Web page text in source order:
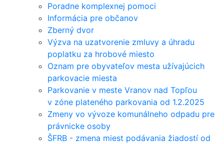
Poradne komplexnej pomoci
Informácia pre občanov
Zberný dvor
Výzva na uzatvorenie zmluvy a úhradu
poplatku za hrobové miesto
Oznam pre obyvateľov mesta užívajúcich
parkovacie miesta
Parkovanie v meste Vranov nad Topľou
v zóne plateného parkovania od 1.2.2025
Zmeny vo vývoze komunálneho odpadu pre
právnicke osoby
ŠFRB - zmena miest podávania žiadostí od